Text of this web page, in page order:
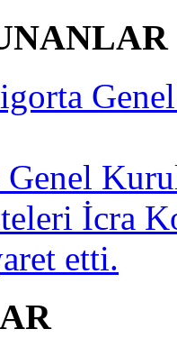
İcra
etti.